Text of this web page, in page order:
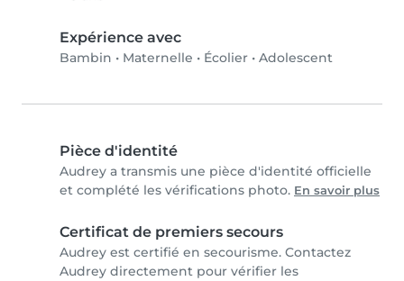
Expérience avec
Bambin • Maternelle • Écolier • Adolescent
Pièce d'identité
Audrey a transmis une pièce d'identité officielle
et complété les vérifications photo. En savoir plus
Certificat de premiers secours
Audrey est certifié en secourisme. Contactez
Audrey directement pour vérifier les